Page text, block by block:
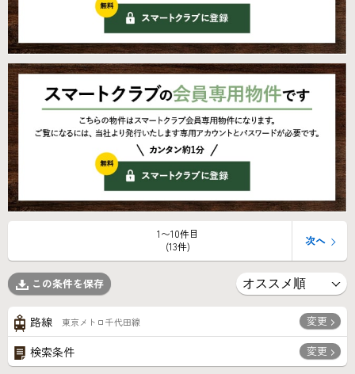
1〜10件目
(13件)
次へ
この条件を保存
路線 東京メトロ千代田線 変更
検索条件 変更